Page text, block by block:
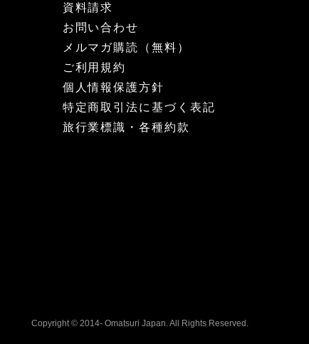
資料請求
お問い合わせ
メルマガ購読（無料）
ご利用規約
個人情報保護方針
特定商取引法に基づく表記
旅行業標識・各種約款
Copyright © 2014- Omatsuri Japan. All Rights Reserved.